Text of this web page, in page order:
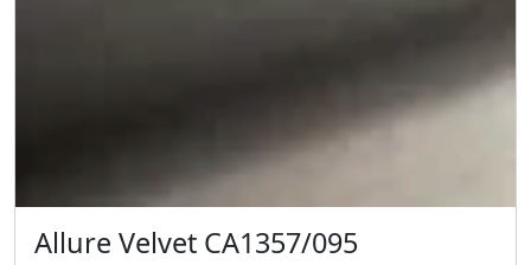
Allure Velvet CA1357/095